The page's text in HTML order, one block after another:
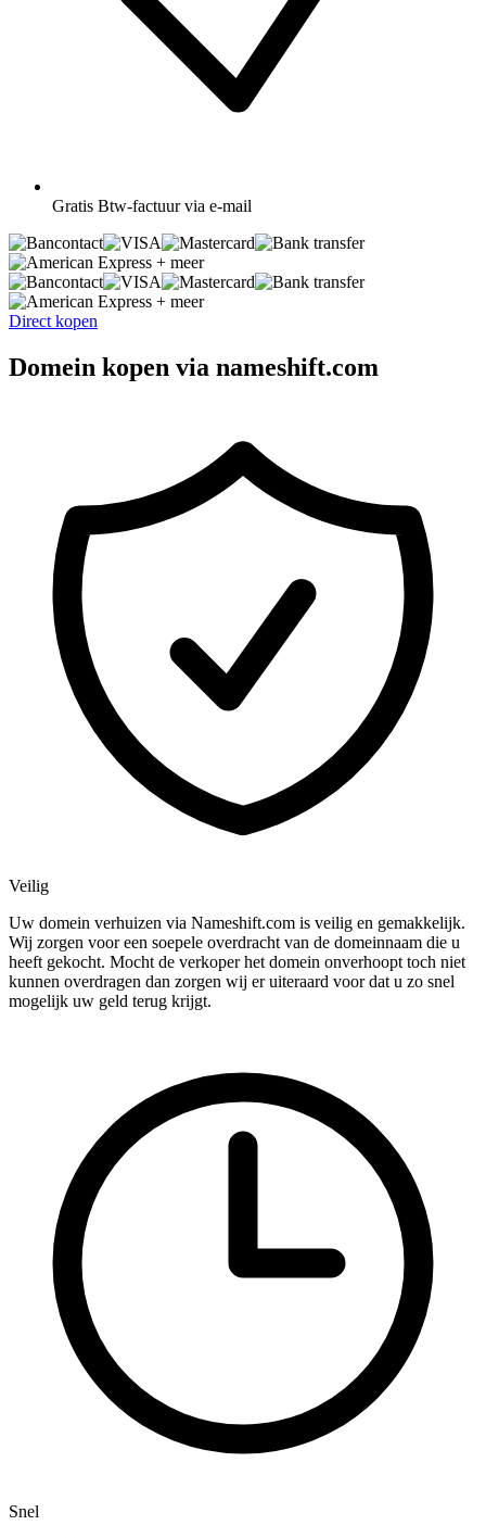
Gratis Btw-factuur via e-mail
+ meer
+ meer
Direct kopen
Domein kopen via nameshift.com
Veilig
Uw domein verhuizen via Nameshift.com is veilig en gemakkelijk.
Wij zorgen voor een soepele overdracht van de domeinnaam die u
heeft gekocht. Mocht de verkoper het domein onverhoopt toch niet
kunnen overdragen dan zorgen wij er uiteraard voor dat u zo snel
mogelijk uw geld terug krijgt.
Snel